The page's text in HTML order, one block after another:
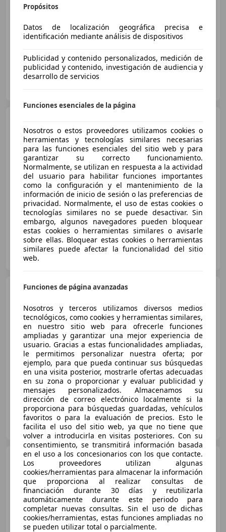
03/2024 51.247 km Gasolina 100 kW (136 CV)
OCASIONPLUS LA MAQUINISTA II
Essential Aut.
€ 24.990 1
Súper oferta
11/2024 5.925 km Gasolina 115 kW (156 CV)
HR MOTOR ZARAGOZA
ES-50011 ZARAGOZA
MINI John Cooper
€ 33.990 1
Súper oferta
05/2024 24.000 km Gasolina 170 kW (231 CV)
BETA MOTOR CARS
ES-28947 FUENLABRADA
MINI Cooper Aut.
€ 18.955
Sin comparación
Propósitos
Datos de localización geográfica precisa e
identificación mediante análisis de dispositivos
Publicidad y contenido personalizados, medición de
publicidad y contenido, investigación de audiencia y
desarrollo de servicios
Funciones esenciales de la página
Nosotros o estos proveedores utilizamos cookies o
herramientas y tecnologías similares necesarias
para las funciones esenciales del sitio web y para
garantizar su correcto funcionamiento.
Normalmente, se utilizan en respuesta a la actividad
del usuario para habilitar funciones importantes
como la configuración y el mantenimiento de la
información de inicio de sesión o las preferencias de
privacidad. Normalmente, el uso de estas cookies o
tecnologías similares no se puede desactivar. Sin
embargo, algunos navegadores pueden bloquear
estas cookies o herramientas similares o avisarle
sobre ellas. Bloquear estas cookies o herramientas
similares puede afectar la funcionalidad del sitio
web.
Funciones de página avanzadas
Nosotros y terceros utilizamos diversos medios
tecnológicos, como cookies y herramientas similares,
en nuestro sitio web para ofrecerle funciones
ampliadas y garantizar una mejor experiencia de
usuario. Gracias a estas funcionalidades ampliadas,
le permitimos personalizar nuestra oferta; por
ejemplo, para que pueda continuar sus búsquedas
en una visita posterior, mostrarle ofertas adecuadas
en su zona o proporcionar y evaluar publicidad y
mensajes personalizados. Almacenamos su
dirección de correo electrónico localmente si la
proporciona para búsquedas guardadas, vehículos
favoritos o para la evaluación de precios. Esto le
facilita el uso del sitio web, ya que no tiene que
volver a introducirla en visitas posteriores. Con su
consentimiento, se transmitirá información basada
en el uso a los concesionarios con los que contacte.
Los proveedores utilizan algunas
cookies/herramientas para almacenar la información
que proporciona al realizar consultas de
financiación durante 30 días y reutilizarla
automáticamente durante este periodo para
completar nuevas consultas. Sin el uso de dichas
cookies/herramientas, estas funciones ampliadas no
se pueden utilizar total o parcialmente.